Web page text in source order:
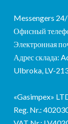
Messengers
Офисный
Электронная
Адрес склада:
Ulbroka, LV-
«Gasimpex»
Reg. Nr.: